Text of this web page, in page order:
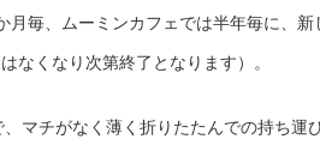
月毎、ムーミンカフェでは半年毎に、
なくなり次第終了となります）。
マチがなく薄く折りたたんでの持ち運